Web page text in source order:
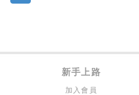
新手上路
加入會員